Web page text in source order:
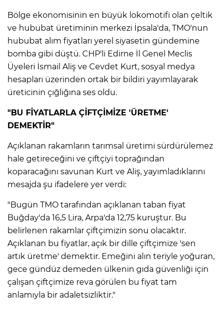
Bölge ekonomisinin en büyük lokomotifi olan çeltik
ve hububat üretiminin merkezi İpsala'da, TMO'nun
hububat alım fiyatları yerel siyasetin gündemine
bomba gibi düştü. CHP'li Edirne İl Genel Meclis
Üyeleri İsmail Aliş ve Cevdet Kurt, sosyal medya
hesapları üzerinden ortak bir bildiri yayımlayarak
üreticinin çığlığına ses oldu.
"BU FİYATLARLA ÇİFTÇİMİZE 'ÜRETME'
DEMEKTİR"
Açıklanan rakamların tarımsal üretimi sürdürülemez
hale getireceğini ve çiftçiyi toprağından
koparacağını savunan Kurt ve Aliş, yayımladıklarını
mesajda şu ifadelere yer verdi:
"Bugün TMO tarafından açıklanan taban fiyat
Buğday'da 16,5 Lira, Arpa'da 12,75 kuruştur. Bu
belirlenen rakamlar çiftçimizin sonu olacaktır.
Açıklanan bu fiyatlar, açık bir dille çiftçimize 'sen
artık üretme' demektir. Emeğini alın teriyle yoğuran,
gece gündüz demeden ülkenin gıda güvenliği için
çalışan çiftçimize reva görülen bu fiyat tam
anlamıyla bir adaletsizliktir."